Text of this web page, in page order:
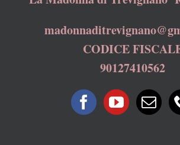
CODICE
90127410562